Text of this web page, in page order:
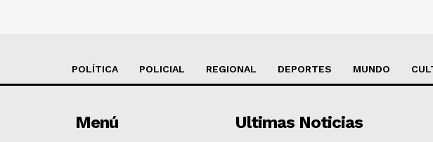
POLÍTICA POLICIAL REGIONAL DEPORTES MUNDO
Menú Ultimas Noticias